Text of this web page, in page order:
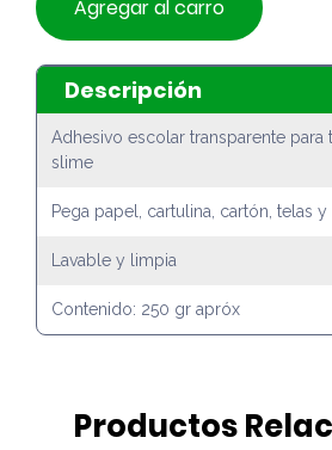
Agregar al carro
Descripción
Adhesivo escolar transparente para
slime
Pega papel, cartulina, cartón, telas
Lavable y limpia
Contenido: 250 gr apróx
Productos